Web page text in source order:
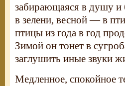
забирающаяся в душу и
в зелени, весной — в
птицы из года в год
Зимой он тонет в
заглушить иные звуки
Медленное, спокойное